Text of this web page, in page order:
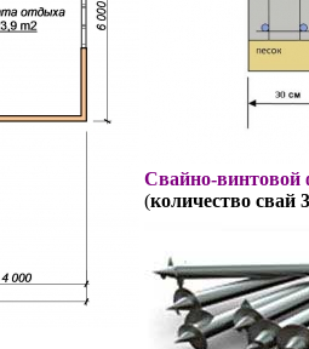
Свайно-винтовой
(количество свай